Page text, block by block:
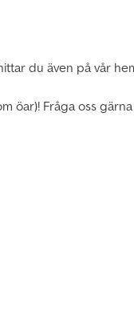
du även på vår
öar)! Fråga oss